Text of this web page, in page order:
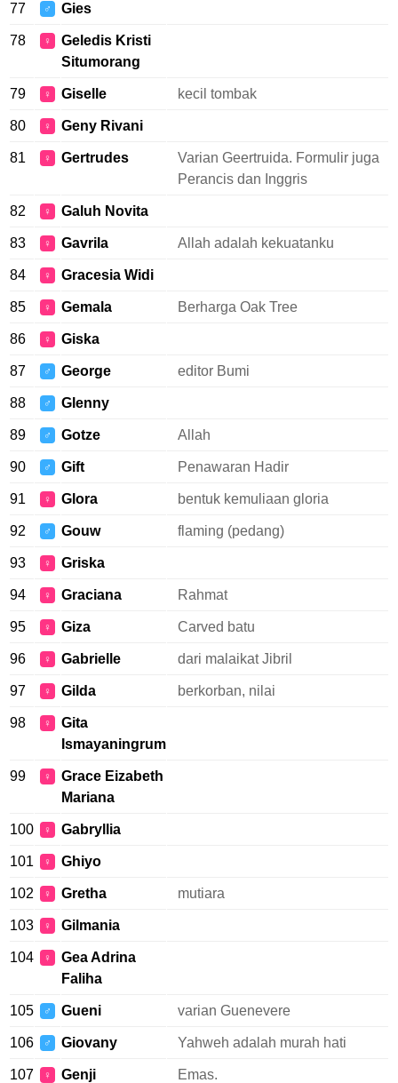
77 ♂ Gies
78 ♀
Geledis Kristi
Situmorang
79 ♀ Giselle kecil tombak
80 ♀ Geny Rivani
81 ♀ Gertrudes
Varian Geertruida. Formulir juga
Perancis dan Inggris
82 ♀ Galuh Novita
83 ♀ Gavrila Allah adalah kekuatanku
84 ♀ Gracesia Widi
85 ♀ Gemala Berharga Oak Tree
86 ♀ Giska
87 ♂ George editor Bumi
88 ♂ Glenny
89 ♂ Gotze Allah
90 ♂ Gift Penawaran Hadir
91 ♀ Glora bentuk kemuliaan gloria
92 ♂ Gouw flaming (pedang)
93 ♀ Griska
94 ♀ Graciana Rahmat
95 ♀ Giza Carved batu
96 ♀ Gabrielle dari malaikat Jibril
97 ♀ Gilda berkorban, nilai
98 ♀
Gita
Ismayaningrum
99 ♀
Grace Eizabeth
Mariana
100 ♀ Gabryllia
101 ♀ Ghiyo
102 ♀ Gretha mutiara
103 ♀ Gilmania
104 ♀
Gea Adrina
Faliha
105 ♂ Gueni varian Guenevere
106 ♂ Giovany Yahweh adalah murah hati
107 ♀ Genji Emas.